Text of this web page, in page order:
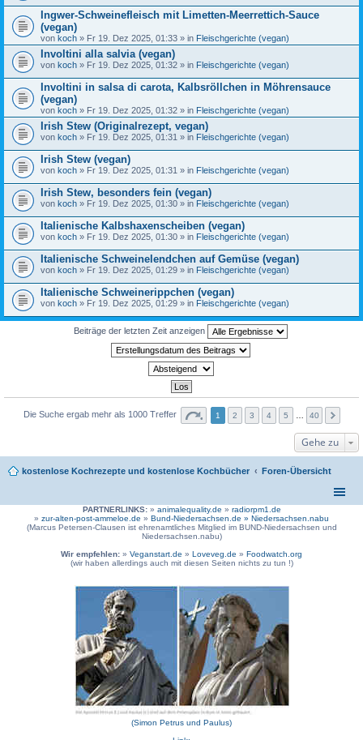
Ingwer-Schweinefleisch mit Limetten-Meerrettich-Sauce
(vegan)
von koch » Fr 19. Dez 2025, 01:33 » in Fleischgerichte (vegan)
Involtini alla salvia (vegan)
von koch » Fr 19. Dez 2025, 01:32 » in Fleischgerichte (vegan)
Involtini in salsa di carota, Kalbsröllchen in Möhrensauce
(vegan)
von koch » Fr 19. Dez 2025, 01:32 » in Fleischgerichte (vegan)
Irish Stew (Originalrezept, vegan)
von koch » Fr 19. Dez 2025, 01:31 » in Fleischgerichte (vegan)
Irish Stew (vegan)
von koch » Fr 19. Dez 2025, 01:31 » in Fleischgerichte (vegan)
Irish Stew, besonders fein (vegan)
von koch » Fr 19. Dez 2025, 01:30 » in Fleischgerichte (vegan)
Italienische Kalbshaxenscheiben (vegan)
von koch » Fr 19. Dez 2025, 01:30 » in Fleischgerichte (vegan)
Italienische Schweinelendchen auf Gemüse (vegan)
von koch » Fr 19. Dez 2025, 01:29 » in Fleischgerichte (vegan)
Italienische Schweinerippchen (vegan)
von koch » Fr 19. Dez 2025, 01:29 » in Fleischgerichte (vegan)
Beiträge der letzten Zeit anzeigen
Die Suche ergab mehr als 1000 Treffer 1 2 3 4 5 … 40
Gehe zu
kostenlose Kochrezepte und kostenlose Kochbücher Foren-Übersicht
PARTNERLINKS:» animalequality.de » radiorpm1.de
» zur-alten-post-ammeloe.de » Bund-Niedersachsen.de » Niedersachsen.nabu
(Marcus Petersen-Clausen ist ehrenamtliches Mitglied im BUND-Niedersachsen und
Niedersachsen.nabu)
Wir empfehlen: » Veganstart.de » Loveveg.de » Foodwatch.org
(wir haben allerdings auch mit diesen Seiten nichts zu tun !)
(Simon Petrus und Paulus)